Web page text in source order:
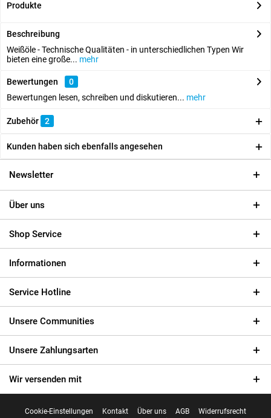
Produkte
Beschreibung
Weißöle - Technische Qualitäten - in unterschiedlichen Typen Wir
bieten eine große... mehr
Bewertungen
0
Bewertungen lesen, schreiben und diskutieren... mehr
Zubehör 2
Kunden haben sich ebenfalls angesehen
Newsletter
Über uns
Shop Service
Informationen
Service Hotline
Unsere Communities
Unsere Zahlungsarten
Wir versenden mit
Cookie-Einstellungen Kontakt Über uns AGB
Widerrufsrecht